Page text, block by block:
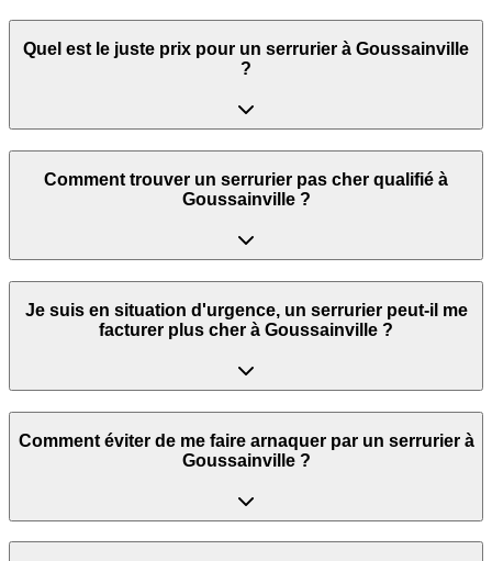
Quel est le juste prix pour un serrurier à Goussainville
?
Comment trouver un serrurier pas cher qualifié à
Goussainville ?
Je suis en situation d'urgence, un serrurier peut‑il me
facturer plus cher à Goussainville ?
Comment éviter de me faire arnaquer par un serrurier à
Goussainville ?